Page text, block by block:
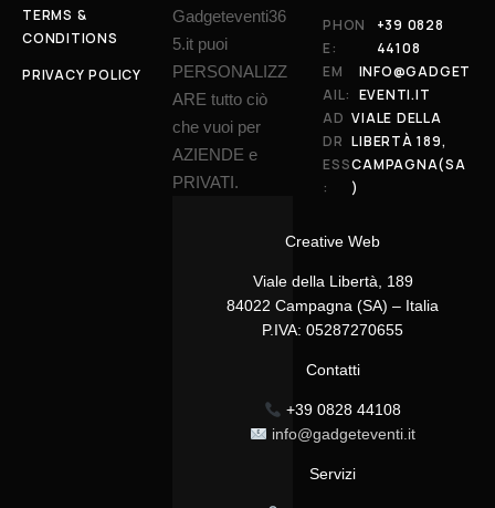
TERMS &
CONDITIONS
PRIVACY POLICY
Gadgeteventi36
5.it puoi
PERSONALIZZ
ARE tutto ciò
che vuoi per
AZIENDE e
PRIVATI.
Creative Web
Viale della Libertà, 189
84022 Campagna (SA) – Italia
P.IVA: 05287270655
Contatti
+39 0828 44108
info@gadgeteventi.it
Servizi
PHON
E:
+39 0828
44108
EM
AIL:
INFO@GADGET
EVENTI.IT
AD
DR
ESS
:
VIALE DELLA
LIBERTÀ 189,
CAMPAGNA(SA
)